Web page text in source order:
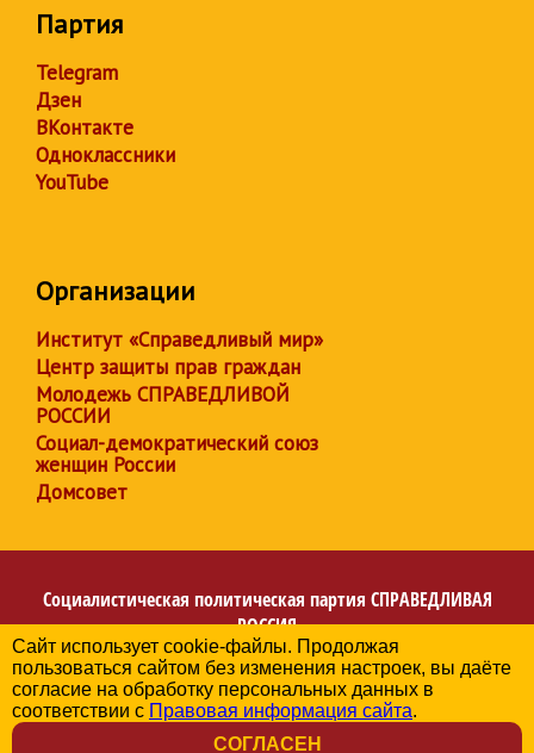
Партия
Telegram
Дзен
ВКонтакте
Одноклассники
YouTube
Организации
Институт «Справедливый мир»
Центр защиты прав граждан
Молодежь СПРАВЕДЛИВОЙ
РОССИИ
Социал-демократический союз
женщин России
Домсовет
Социалистическая политическая партия СПРАВЕДЛИВАЯ
РОССИЯ
Региональное отделение партии в Архангельской
области
© 2006-2026
Политика в отношении обработки персональных данных
Сайт использует cookie-файлы. Продолжая
пользоваться сайтом без изменения настроек, вы даёте
согласие на обработку персональных данных в
соответствии с Правовая информация сайта.
СОГЛАСЕН